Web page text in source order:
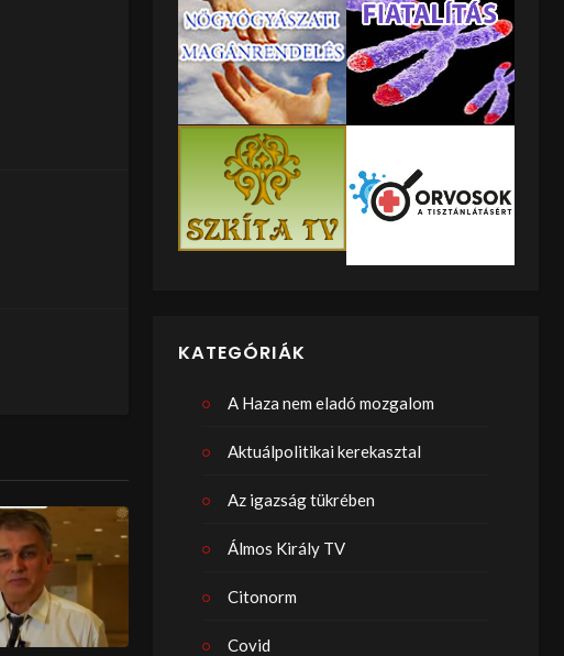
KATEGÓRIÁK
A Haza nem eladó mozgalom
Aktuálpolitikai kerekasztal
Az igazság tükrében
Álmos Király TV
Citonorm
Covid